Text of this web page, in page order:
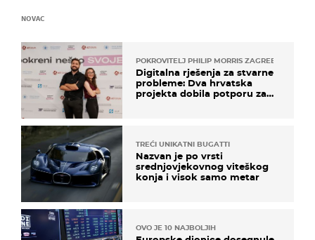
NOVAC
POKROVITELJ PHILIP MORRIS ZAGREB
Digitalna rješenja za stvarne
probleme: Dva hrvatska
projekta dobila potporu za
TREĆI UNIKATNI BUGATTI
Nazvan je po vrsti
srednjovjekovnog viteškog
konja i visok samo metar
OVO JE 10 NAJBOLJIH